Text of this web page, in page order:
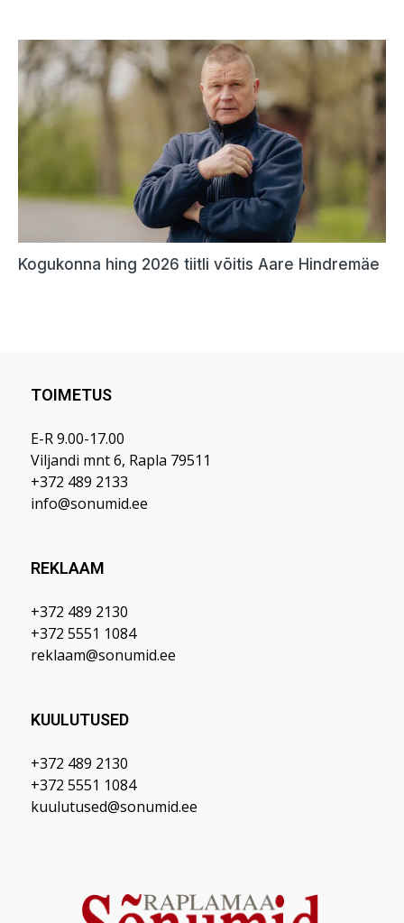
TOIMETUS
E-R 9.00-17.00
Viljandi mnt 6, Rapla 79511
+372 489 2133
info@sonumid.ee
REKLAAM
+372 489 2130
+372 5551 1084
reklaam@sonumid.ee
KUULUTUSED
+372 489 2130
+372 5551 1084
kuulutused@sonumid.ee